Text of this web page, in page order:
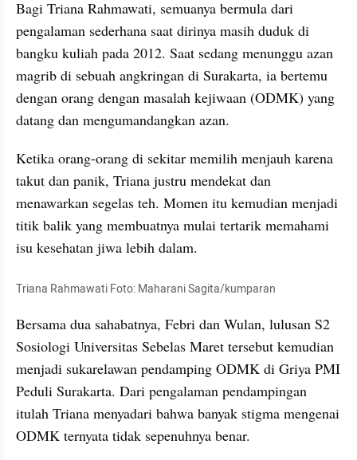
Bagi Triana Rahmawati, semuanya bermula dari
pengalaman sederhana saat dirinya masih duduk di
bangku kuliah pada 2012. Saat sedang menunggu azan
magrib di sebuah angkringan di Surakarta, ia bertemu
dengan orang dengan masalah kejiwaan (ODMK) yang
datang dan mengumandangkan azan.
Ketika orang-orang di sekitar memilih menjauh karena
takut dan panik, Triana justru mendekat dan
menawarkan segelas teh. Momen itu kemudian menjadi
titik balik yang membuatnya mulai tertarik memahami
isu kesehatan jiwa lebih dalam.
Triana Rahmawati Foto: Maharani Sagita/kumparan
Bersama dua sahabatnya, Febri dan Wulan, lulusan S2
Sosiologi Universitas Sebelas Maret tersebut kemudian
menjadi sukarelawan pendamping ODMK di Griya PMI
Peduli Surakarta. Dari pengalaman pendampingan
itulah Triana menyadari bahwa banyak stigma mengenai
ODMK ternyata tidak sepenuhnya benar.